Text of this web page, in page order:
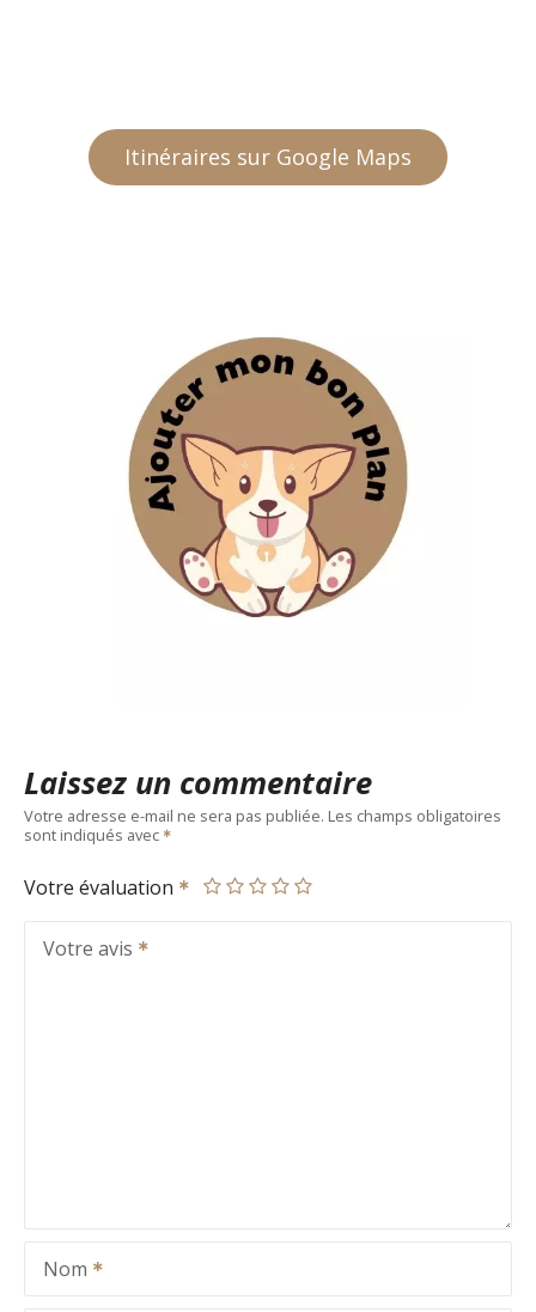
Itinéraires sur Google Maps
Laissez un commentaire
Votre adresse e-mail ne sera pas publiée. Les champs obligatoires
sont indiqués avec
Votre évaluation
Votre avis
Nom